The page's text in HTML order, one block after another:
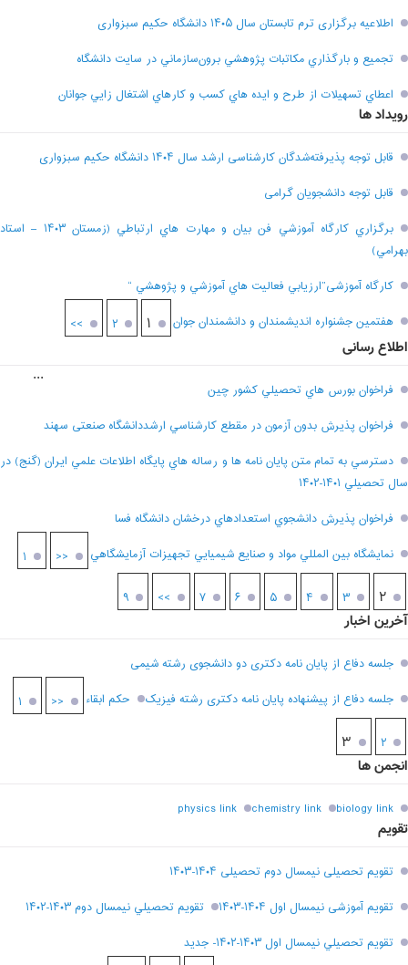
اطلاعیه برگزاری ترم تابستان سال ۱۴۰۵ دانشگاه حکیم سبزواری
تجميع و بارگذاري مکاتبات پژوهشي برون‌سازماني در سايت دانشگاه
اعطاي تسهيلات از طرح و ايده هاي کسب و کارهاي اشتغال زايي جوانان
رویداد ها
قابل توجه پذیرفته‌شدگان کارشناسی ارشد سال ۱۴۰۴ دانشگاه حکیم سبزواری
قابل توجه دانشجویان گرامی
برگزاري کارگاه آموزشي فن بيان و مهارت هاي ارتباطي (زمستان ۱۴۰۳ – استاد
بهرامي)
کارگاه آموزشی”ارزيابي فعاليت هاي آموزشي و پژوهشي “
هفتمين جشنواره انديشمندان و دانشمندان جوان
۱ ۲ >>
اطلاع رسانی
فراخوان بورس هاي تحصيلي کشور چين
فراخوان پذيرش بدون آزمون در مقطع کارشناسي ارشددانشگاه صنعتی سهند
دسترسي به تمام متن پايان نامه ها و رساله هاي پايگاه اطلاعات علمي ايران (گنج) در
سال تحصيلي ۱۴۰۱-۱۴۰۲
فراخوان پذيرش دانشجوي استعدادهاي درخشان دانشگاه فسا
نمايشگاه بين المللي مواد و صنايع شيميايي تجهيزات آزمايشگاهي
<< ۱
۲ ۳ ۴ ۵ ۶ ۷
...
۹ >>
آخرین اخبار
جلسه دفاع از پایان نامه دکتری دو دانشجوی رشته شیمی
جلسه دفاع از پیشنهاده پایان نامه دکتری رشته فیزیک
حکم ابقاء << ۱
۲ ۳
انجمن ها
biology link
chemistry link
physics link
تقویم
تقویم تحصیلی نیمسال دوم تحصیلی ۱۴۰۴-۱۴۰۳
تقویم آموزشی نیمسال اول ۱۴۰۴-۱۴۰۳
تقويم تحصيلي نيمسال دوم ۱۴۰۳-۱۴۰۲
تقويم تحصيلي نيمسال اول ۱۴۰۳-۱۴۰۲- جديد